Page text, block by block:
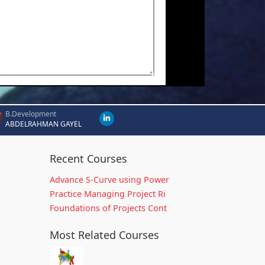
B.Development
ABDELRAHMAN GAYEL
Recent Courses
Advance S-Curve using Power
Practice Managing Project Ri
Foundations of Projects Cont
Most Related Courses